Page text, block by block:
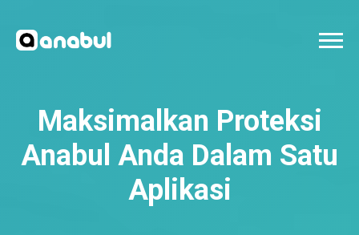
Maksimalkan Proteksi
Anabul Anda Dalam Satu
Aplikasi